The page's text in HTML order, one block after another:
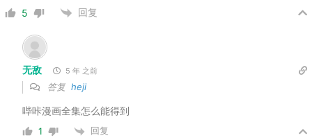
5 回复
无敌 5 年 之前
答复 heji
哔咔漫画全集怎么能得到
1 回复